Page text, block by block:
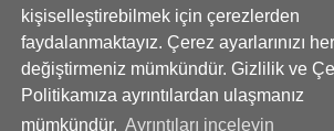
kişiselleştirebilmek için çerezlerden
faydalanmaktayız. Çerez ayarlarınızı
değiştirmeniz mümkündür. Gizlilik ve
Politikamıza ayrıntılardan ulaşmanız
mümkündür. Ayrıntıları inceleyin